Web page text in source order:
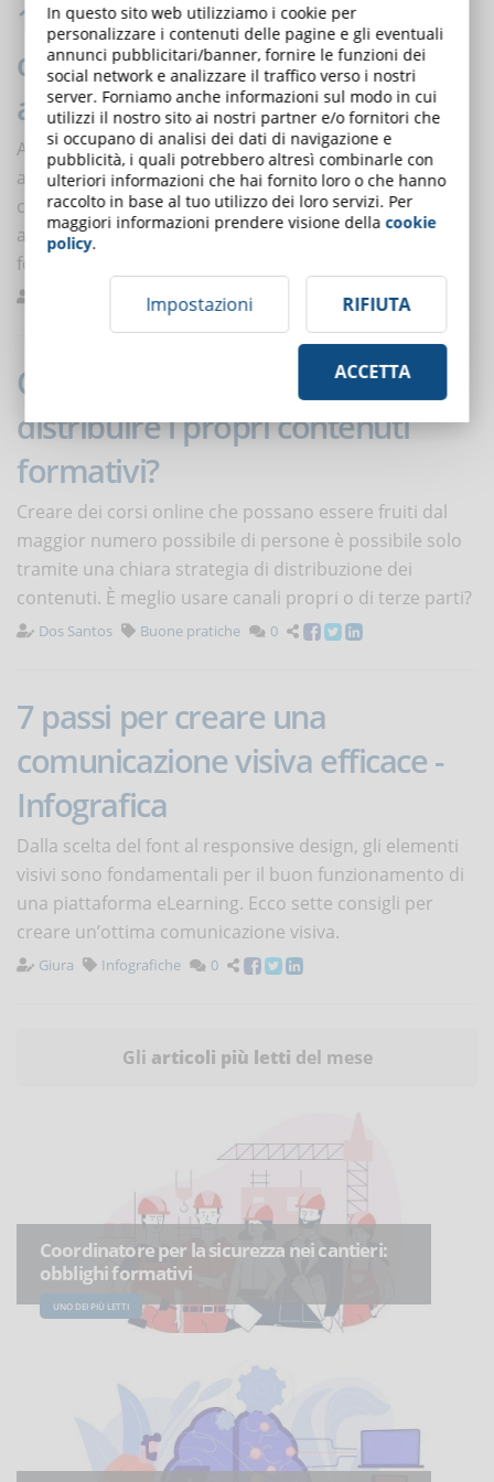
10 suggerimenti per la scrittura
di un buon test di
apprendimento
All’interno di un corso eLearning, un buon test di
apprendimento consente di valutare l’efficacia del
corso e aiuta gli studenti a conservare le informazioni
apprese, rinforzandole. Scopriamo insieme i 10 step
fondamentali per scrivere un test efficace.
Buone pratiche 0
Qual è il modo migliore per
distribuire i propri contenuti
formativi?
Creare dei corsi online che possano essere fruiti dal
maggior numero possibile di persone è possibile solo
tramite una chiara strategia di distribuzione dei
contenuti. È meglio usare canali propri o di terze parti?
Dos Santos Buone pratiche 0
7 passi per creare una
comunicazione visiva efficace -
Infografica
Dalla scelta del font al responsive design, gli elementi
visivi sono fondamentali per il buon funzionamento di
una piattaforma eLearning. Ecco sette consigli per
creare un’ottima comunicazione visiva.
Giura Infografiche 0
Gli articoli più letti del mese
Coordinatore per la sicurezza nei cantieri:
obblighi formativi
UNO DEI PIÙ LETTI
In questo sito web utilizziamo i cookie per
personalizzare i contenuti delle pagine e gli eventuali
annunci pubblicitari/banner, fornire le funzioni dei
social network e analizzare il traffico verso i nostri
server. Forniamo anche informazioni sul modo in cui
utilizzi il nostro sito ai nostri partner e/o fornitori che
si occupano di analisi dei dati di navigazione e
pubblicità, i quali potrebbero altresì combinarle con
ulteriori informazioni che hai fornito loro o che hanno
raccolto in base al tuo utilizzo dei loro servizi. Per
maggiori informazioni prendere visione dellacookie
policy.
Impostazioni RIFIUTA
ACCETTA